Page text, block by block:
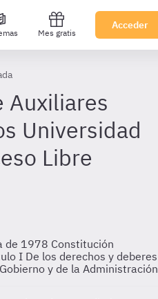
Mes gratis
Acceder
Auxiliares
Universidad
Libre
de 1978 Constitución
I De los derechos y deberes
y de la Administración